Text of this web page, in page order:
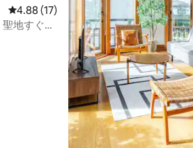
レビュー17件、5つ星中4.88つ星の平均
4.88 (17)
地すぐ｜